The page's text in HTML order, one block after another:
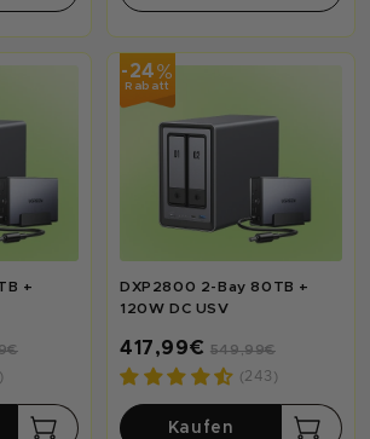
+
DXP2800 2-Bay 80TB +
120W DC USV
417,99€ 549,99€
(243)
Kaufen
-24%
Rabatt